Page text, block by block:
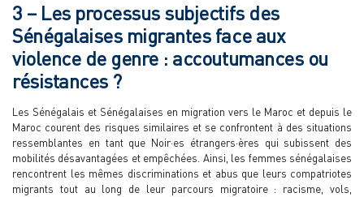
3 – Les processus subjectifs des
Sénégalaises migrantes face aux
violence de genre : accoutumances ou
résistances ?
Les Sénégalais et Sénégalaises en migration vers le Maroc et depuis le
Maroc courent des risques similaires et se confrontent à des situations
ressemblantes en tant que Noir·es étrangers·ères qui subissent des
mobilités désavantagées et empêchées. Ainsi, les femmes sénégalaises
rencontrent les mêmes discriminations et abus que leurs compatriotes
migrants tout au long de leur parcours migratoire : racisme, vols,